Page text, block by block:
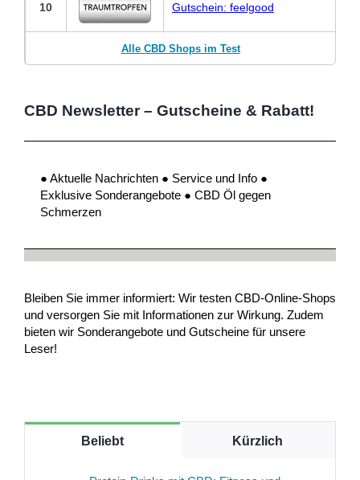
10 Gutschein: feelgood
Alle CBD Shops im Test
CBD Newsletter – Gutscheine & Rabatt!
● Aktuelle Nachrichten ● Service und Info ●
Exklusive Sonderangebote ● CBD Öl gegen
Schmerzen
Bleiben Sie immer informiert: Wir testen CBD-Online-Shops
und versorgen Sie mit Informationen zur Wirkung. Zudem
bieten wir Sonderangebote und Gutscheine für unsere
Leser!
Beliebt Kürzlich